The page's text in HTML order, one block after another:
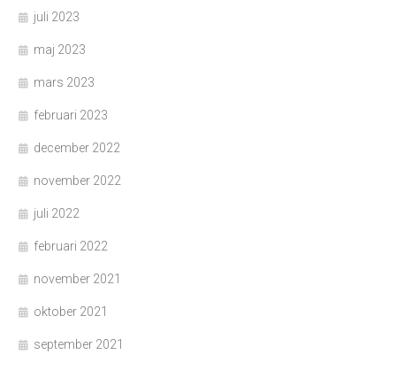
juli 2023
maj 2023
mars 2023
februari 2023
december 2022
november 2022
juli 2022
februari 2022
november 2021
oktober 2021
september 2021